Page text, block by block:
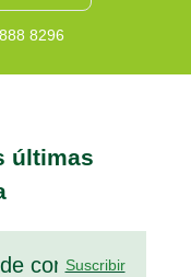
8296
últimas
Suscribir